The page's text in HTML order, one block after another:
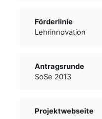
Förderlinie
Lehrinnovation
Antragsrunde
SoSe 2013
Projektwebseite